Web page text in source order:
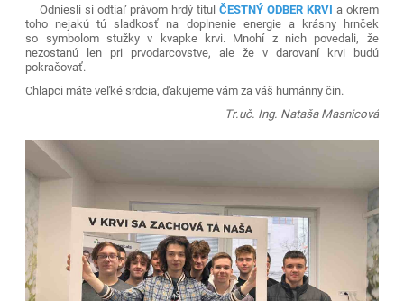
Odniesli si odtiaľ právom hrdý titul ČESTNÝ ODBER KRVI a okrem
toho nejakú tú sladkosť na doplnenie energie a krásny hrnček
so symbolom stužky v kvapke krvi. Mnohí z nich povedali, že
nezostanú len pri prvodarcovstve, ale že v darovaní krvi budú
pokračovať.
Chlapci máte veľké srdcia, ďakujeme vám za váš humánny čin.
Tr.uč. Ing. Nataša Masnicová